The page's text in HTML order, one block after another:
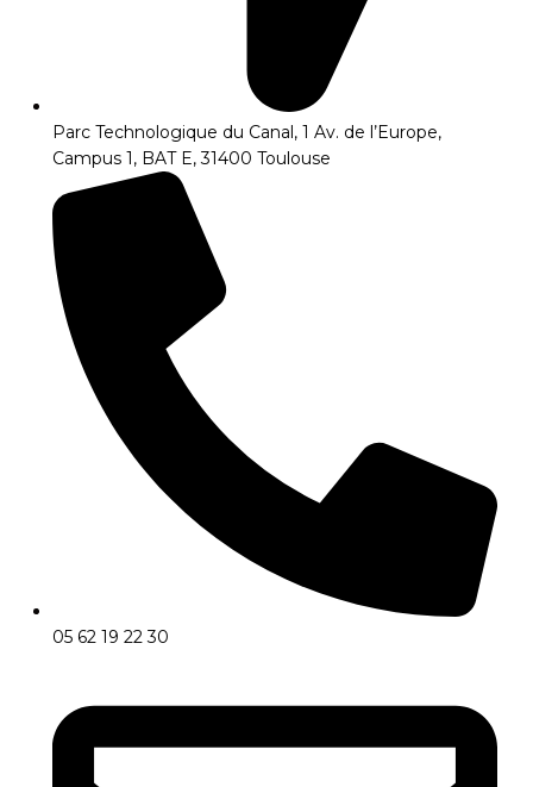
Parc Technologique du Canal, 1 Av. de l’Europe,
Campus 1, BAT E, 31400 Toulouse
05 62 19 22 30